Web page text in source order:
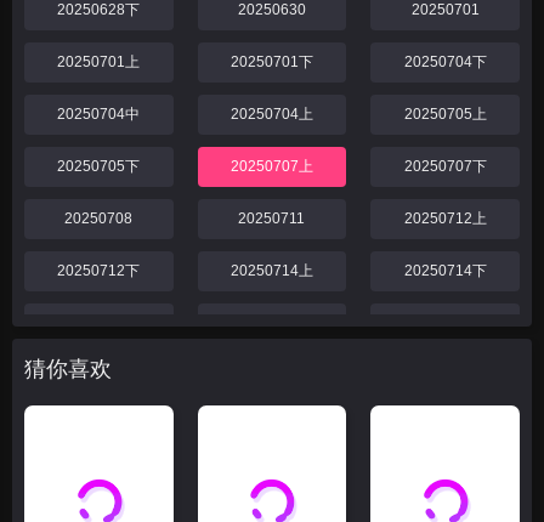
20250628下 20250630 20250701
20250701上 20250701下 20250704下
20250704中 20250704上 20250705上
20250705下 20250707上 20250707下
20250708 20250711 20250712上
20250712下 20250714上 20250714下
20250718 20250719 20250721上
20250721下
20250801 20250802 20250804
猜你喜欢